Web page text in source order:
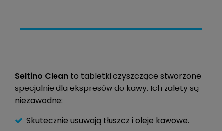
Seltino Clean to tabletki czyszczące stworzone
specjalnie dla ekspresów do kawy. Ich zalety są
niezawodne:
Skutecznie usuwają tłuszcz i oleje kawowe.